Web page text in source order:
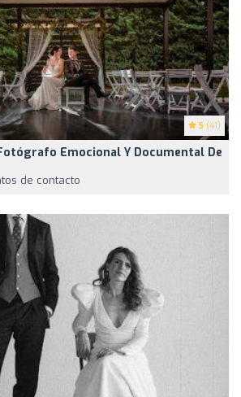
5 (41)
Emocional Y Documental De
de contacto